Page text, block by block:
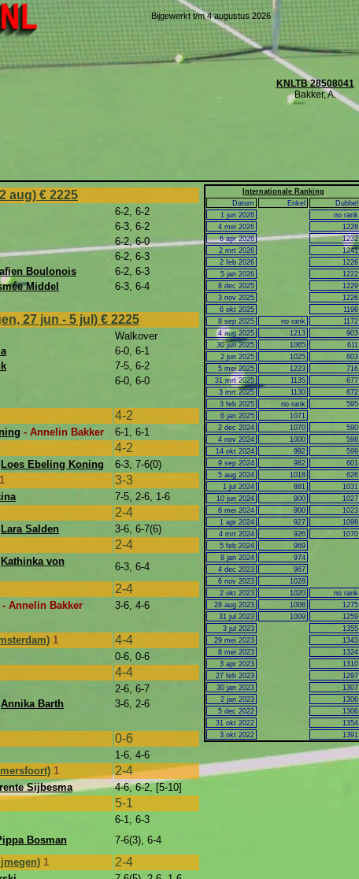
Bijgewerkt t/m 4 augustus 2026
KNLTB 28508041
Bakker, A.
aug) € 2225
6-2, 6-2
6-3, 6-2
6-2, 6-0
6-2, 6-3
Boulonois 6-2, 6-3
Middel 6-3, 6-4
27 jun - 5 jul) € 2225
Walkover
6-0, 6-1
7-5, 6-2
6-0, 6-0
4-2
- Annelin Bakker 6-1, 6-1
4-2
Loes Ebeling Koning 6-3, 7-6(0)
1 3-3
7-5, 2-6, 1-6
2-4
Lara Salden 3-6, 6-7(6)
2-4
Kathinka von
6-3, 6-4
2-4
- Annelin Bakker 3-6, 4-6
1 4-4
0-6, 0-6
4-4
2-6, 6-7
Annika Barth 3-6, 2-6
0-6
1-6, 4-6
1 2-4
Sijbesma 4-6, 6-2, [5-10]
5-1
6-1, 6-3
Bosman 7-6(3), 6-4
1 2-4
Internationale Ranking
Datum
Enkel
Dubbel
1 jun 2026
no rank
4 mei 2026
1228
6 apr 2026
1232
2 mrt 2026
1241
2 feb 2026
1226
5 jan 2026
1222
8 dec 2025
1229
3 nov 2025
1226
6 okt 2025
1198
8 sep 2025
no rank
1172
4 aug 2025
1213
903
30 jun 2025
1065
611
2 jun 2025
1025
603
5 mei 2025
1223
716
31 mrt 2025
1135
677
3 mrt 2025
1130
672
3 feb 2025
no rank
595
6 jan 2025
1071
2 dec 2024
1070
590
4 nov 2024
1000
598
14 okt 2024
992
599
9 sep 2024
982
601
5 aug 2024
1018
626
1 jul 2024
881
1031
10 jun 2024
900
1027
6 mei 2024
900
1023
1 apr 2024
927
1098
4 mrt 2024
926
1070
5 feb 2024
969
8 jan 2024
974
4 dec 2023
967
6 nov 2023
1028
2 okt 2023
1020
no rank
28 aug 2023
1008
1275
31 jul 2023
1009
1259
3 jul 2023
1355
29 mei 2023
1343
8 mei 2023
1324
3 apr 2023
1310
27 feb 2023
1297
30 jan 2023
1307
2 jan 2023
1306
5 dec 2022
1306
31 okt 2022
1354
3 okt 2022
1391